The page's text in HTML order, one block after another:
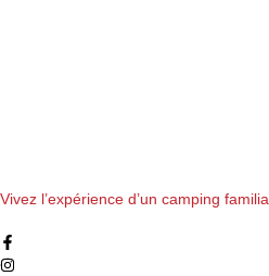
Vivez l’expérience d’un camping